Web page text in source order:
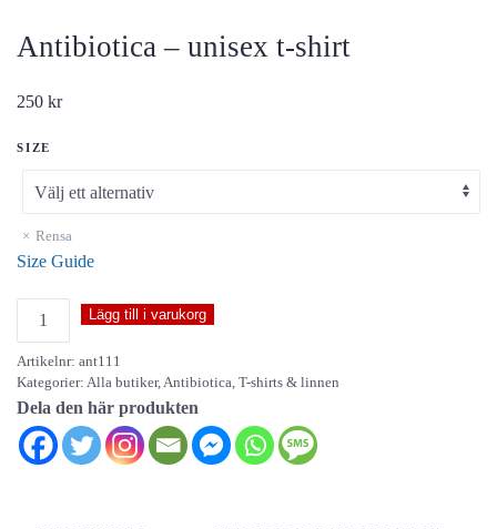
Antibiotica – unisex t-shirt
250 kr
SIZE
Rensa
Size Guide
Antibiotica
-
unisex
t-
shirt
mängd
Lägg till i varukorg
Artikelnr: ant111
Kategorier: Alla butiker,Antibiotica, T-shirts & linnen
Dela den här produkten